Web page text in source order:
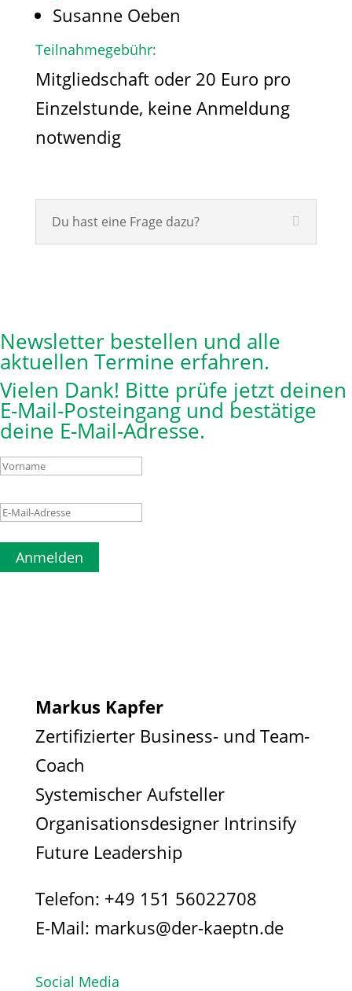
Susanne Oeben
Teilnahmegebühr:
Mitgliedschaft oder 20 Euro pro
Einzelstunde, keine Anmeldung
notwendig
Du hast eine Frage dazu?
Newsletter bestellen und alle
aktuellen Termine erfahren.
Vielen Dank! Bitte prüfe jetzt deinen
E-Mail-Posteingang und bestätige
deine E-Mail-Adresse.
Anmelden
Markus Kapfer
Zertifizierter Business- und Team-
Coach
Systemischer Aufsteller
Organisationsdesigner Intrinsify
Future Leadership
Telefon: +49 151 56022708
E-Mail: markus@der-kaeptn.de
Social Media